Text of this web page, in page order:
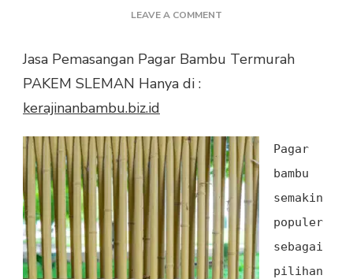
LEAVE A COMMENT
PAGAR
Jasa Pemasangan Pagar Bambu Termurah
PAKEM SLEMAN Hanya di :
kerajinanbambu.biz.id
Pagar
bambu
semakin
populer
sebagai
pilihan